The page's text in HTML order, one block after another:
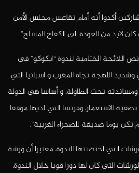
أكدوا أنه أمام تقاعس مجلس الأمن
لابد من العودة الى الكفاح المسلح”.
اللائحة الختامية لندوة “ايكوكو” في
ب”القوي وشديد اللهجة تجاه المغرب و اسبانيا التي
تحت الطاولة، و أساسا هي الدولة
الاستعمار، وفرنسا التي لديها موقفا
تكن يوما صديقة للصحراء الغربية”.
التي احتضنتها الندوة، معتبرا أن ورشة
التي كان لها دورا قويا خلال الندوة،